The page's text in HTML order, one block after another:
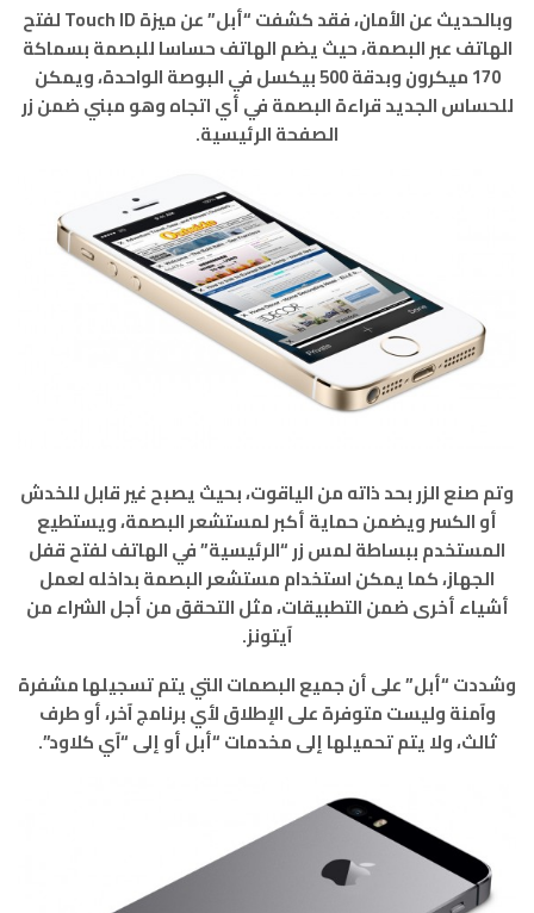
وبالحديث عن الأمان، فقد كشفت “أبل” عن ميزة Touch ID لفتح
الهاتف عبر البصمة، حيث يضم الهاتف حساسا للبصمة بسماكة
170 ميكرون وبدقة 500 بيكسل في البوصة الواحدة، ويمكن
للحساس الجديد قراءة البصمة في أي اتجاه وهو مبني ضمن زر
الصفحة الرئيسية.
وتم صنع الزر بحد ذاته من الياقوت، بحيث يصبح غير قابل للخدش
أو الكسر ويضمن حماية أكبر لمستشعر البصمة، ويستطيع
المستخدم ببساطة لمس زر “الرئيسية” في الهاتف لفتح قفل
الجهاز، كما يمكن استخدام مستشعر البصمة بداخله لعمل
أشياء أخرى ضمن التطبيقات، مثل التحقق من أجل الشراء من
آيتونز.
وشددت “أبل” على أن جميع البصمات التي يتم تسجيلها مشفرة
وآمنة وليست متوفرة على الإطلاق لأي برنامج آخر، أو طرف
ثالث، ولا يتم تحميلها إلى مخدمات “أبل أو إلى “آي كلاود”.